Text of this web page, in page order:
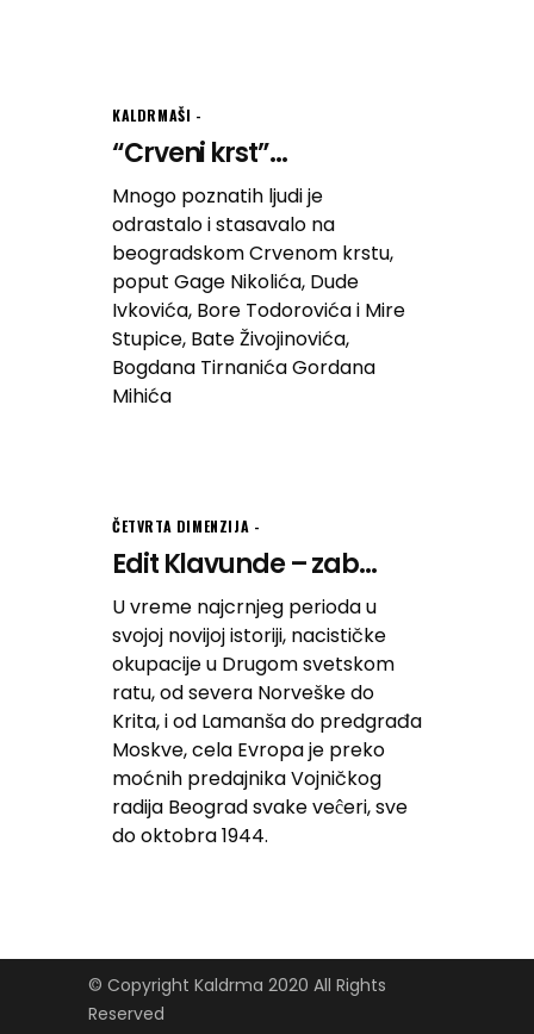
KALDRMAŠI
“Crveni krst”...
Mnogo poznatih ljudi je
odrastalo i stasavalo na
beogradskom Crvenom krstu,
poput Gage Nikolića, Dude
Ivkovića, Bore Todorovića i Mire
Stupice, Bate Živojinovića,
Bogdana Tirnanića Gordana
Mihića
ČETVRTA DIMENZIJA
Edit Klavunde – zab...
U vreme najcrnjeg perioda u
svojoj novijoj istoriji, nacističke
okupacije u Drugom svetskom
ratu, od severa Norveške do
Krita, i od Lamanša do predgrađa
Moskve, cela Evropa je preko
moćnih predajnika Vojničkog
radija Beograd svake veĉeri, sve
do oktobra 1944.
© Copyright Kaldrma 2020 All Rights
Reserved